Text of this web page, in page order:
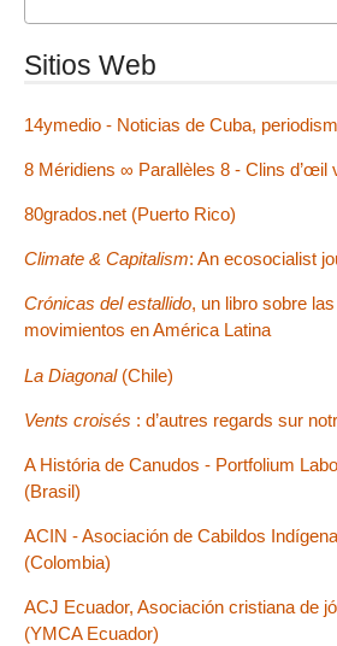
Sitios Web
14ymedio - Noticias de Cuba,
8 Méridiens ∞ Parallèles 8 - Clins d’œil
80grados.net (Puerto Rico)
Climate & Capitalism: An ecosocialist
Crónicas del estallido, un libro sobre
movimientos en América Latina
La Diagonal(Chile)
Vents croisés : d’autres regards sur
A História de Canudos - Portfolium
(Brasil)
ACIN - Asociación de Cabildos
(Colombia)
ACJ Ecuador, Asociación cristiana de
(YMCA Ecuador)